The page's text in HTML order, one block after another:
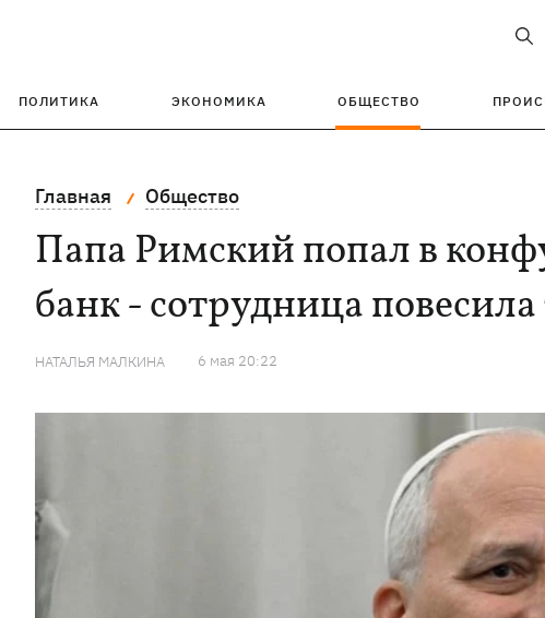
ПОЛИТИКА ЭКОНОМИКА ОБЩЕСТВО
Главная Общество
Папа Римский попал в
банк - сотрудница
НАТАЛЬЯ МАЛКИНА 6 мая 20:22